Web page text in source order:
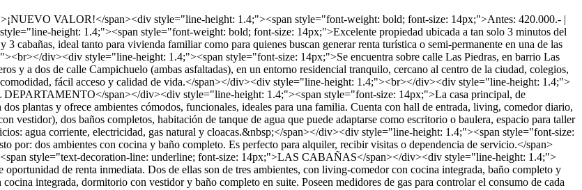
VALOR!</span><div style="line-height: 1.4;"><span style="font-weight: bold; font-size: 14px;">Antes: 420.000.- |
height: 1.4;"><span style="font-weight: bold; font-size: 14px;">Excelente propiedad ubicada a tan solo 3 minutos del
cabañas, ideal tanto para vivienda familiar como para quienes buscan generar renta turística o semi-permanente en una de las
div><div style="line-height: 1.4;"><span style="font-size: 14px;">Se encuentra sobre calle Las Piedras, en barrio Las
y a dos de calle Campichuelo (ambas asfaltadas), en un entorno residencial tranquilo, cercano al centro de la ciudad, colegios,
fácil acceso y calidad de vida.</span></div><div style="line-height: 1.4;"><br></div><div style="line-height: 1.4;">
span></div><div style="line-height: 1.4;"><span style="font-size: 14px;">La casa principal, de
plantas y ofrece ambientes cómodos, funcionales, ideales para una familia. Cuenta con hall de entrada, living, comedor diario,
vestidor), dos baños completos, habitación de tanque de agua que puede adaptarse como escritorio o baulera, espacio para taller
agua corriente, electricidad, gas natural y cloacas.&nbsp;</span></div><div style="line-height: 1.4;"><span style="font-size:
por: dos ambientes con cocina y baño completo. Es perfecto para alquiler, recibir visitas o dependencia de servicio.</span>
style="text-decoration-line: underline; font-size: 14px;">LAS CABAÑAS</span></div><div style="line-height: 1.4;">
de renta inmediata. Dos de ellas son de tres ambientes, con living-comedor con cocina integrada, baño completo y
integrada, dormitorio con vestidor y baño completo en suite. Poseen medidores de gas para controlar el consumo de cada